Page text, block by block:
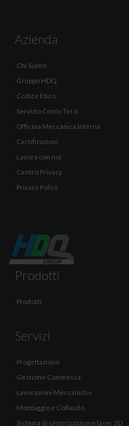
Azienda
Chi Siamo
Gruppo HDQ
Codice Etico
Servizio Conto Terzi
Officina Meccanica Interna
Certificazioni
Lavora con noi
Centro Privacy
Privacy Policy
Prodotti
Prodotti
Servizi
Progettazione
Gestione Commessa
Lavorazioni Meccaniche
Montaggio e Collaudo
Sistema di sinterizzazione laser 3D